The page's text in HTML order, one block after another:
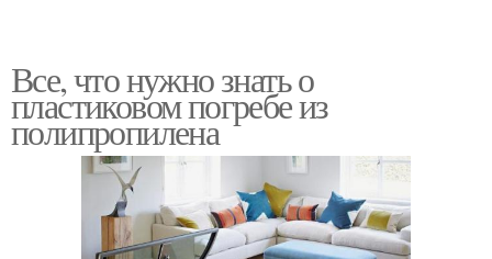
Все, что нужно знать о
пластиковом погребе из
полипропилена